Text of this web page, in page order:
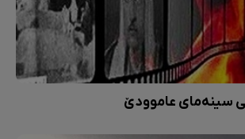
سینەمای عاموودێ